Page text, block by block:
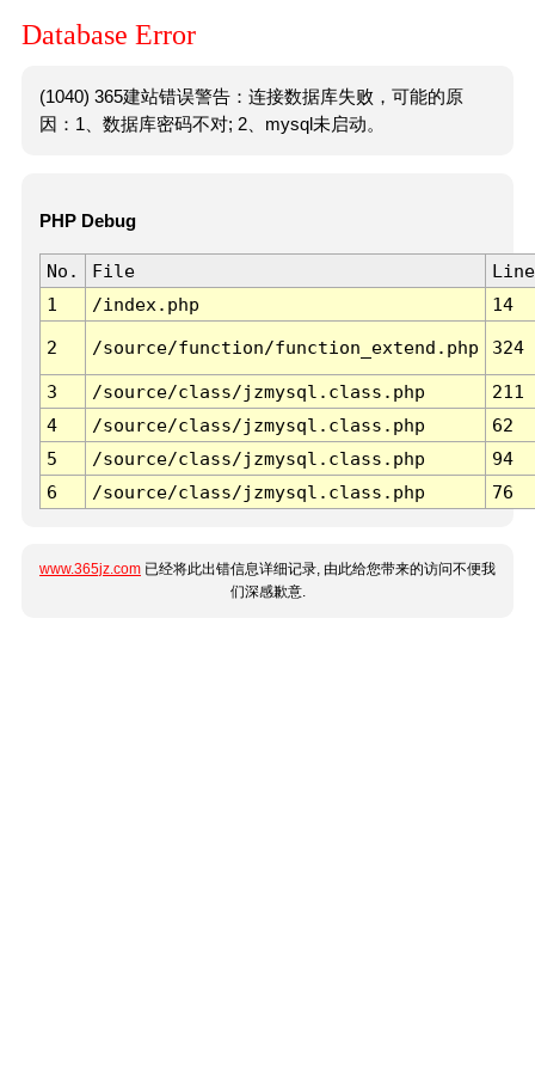
Database Error
(1040) 365建站错误警告：连接数据库失败，可能的原
因：1、数据库密码不对; 2、mysql未启动。
PHP Debug
No. File
Line
1
/index.php 14
2 /source/function/function_extend.php 324
3 /source/class/jzmysql.class.php
211
4
/source/class/jzmysql.class.php
62
5
/source/class/jzmysql.class.php
94
6
/source/class/jzmysql.class.php 76
www.365jz.com 已经将此出错信息详细记录, 由此给您带来的访问不便我
们深感歉意.